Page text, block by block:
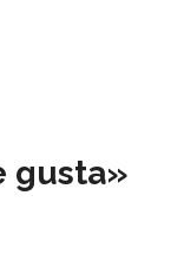
gusta»